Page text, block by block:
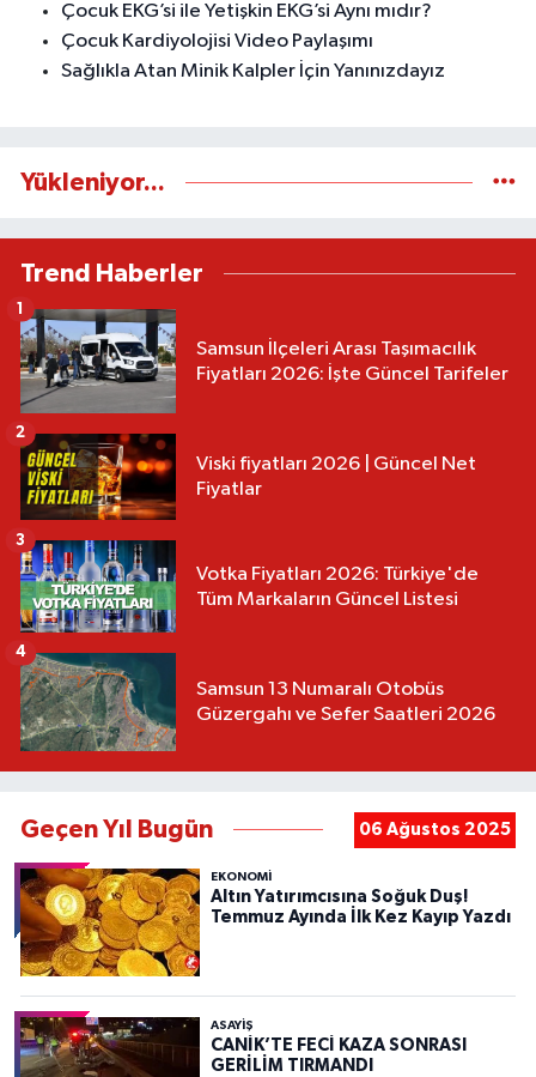
Çocuk EKG’si ile Yetişkin EKG’si Aynı mıdır?
Çocuk Kardiyolojisi Video Paylaşımı
Sağlıkla Atan Minik Kalpler İçin Yanınızdayız
Yükleniyor...
Trend Haberler
Samsun İlçeleri Arası Taşımacılık
Fiyatları 2026: İşte Güncel Tarifeler
1
Viski fiyatları 2026 | Güncel Net
Fiyatlar
2
Votka Fiyatları 2026: Türkiye'de
Tüm Markaların Güncel Listesi
3
Samsun 13 Numaralı Otobüs
Güzergahı ve Sefer Saatleri 2026
4
Geçen Yıl Bugün 06 Ağustos 2025
EKONOMİ
Altın Yatırımcısına Soğuk Duş!
Temmuz Ayında İlk Kez Kayıp Yazdı
ASAYIŞ
CANİK’TE FECİ KAZA SONRASI
GERİLİM TIRMANDI